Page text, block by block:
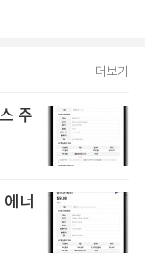
더보기
주
너